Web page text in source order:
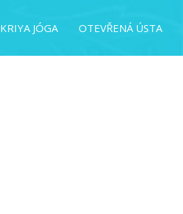
KRIYA JÓGA OTEVŘENÁ ÚSTA